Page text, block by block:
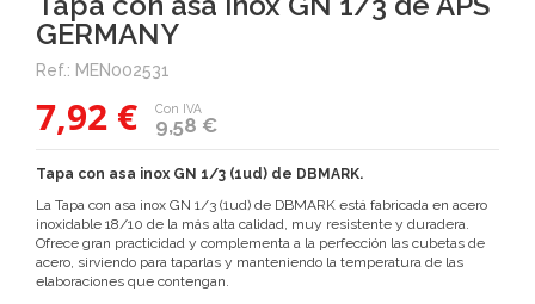
GERMANY
Ref.: MEN002531
7,92 € 9,58 €
Con IVA
Tapa con asa inox GN 1/3 (1ud) de DBMARK.
La Tapa con asa inox GN 1/3 (1ud) de DBMARK está fabricada en acero
inoxidable 18/10 de la más alta calidad, muy resistente y duradera.
Ofrece gran practicidad y complementa a la perfección las cubetas de
acero, sirviendo para taparlas y manteniendo la temperatura de las
elaboraciones que contengan.